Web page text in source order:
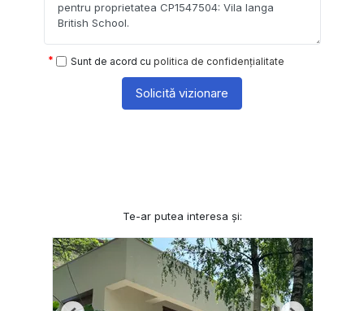
Sunt de acord cu politica de confidențialitate
Solicită vizionare
Te-ar putea interesa și: